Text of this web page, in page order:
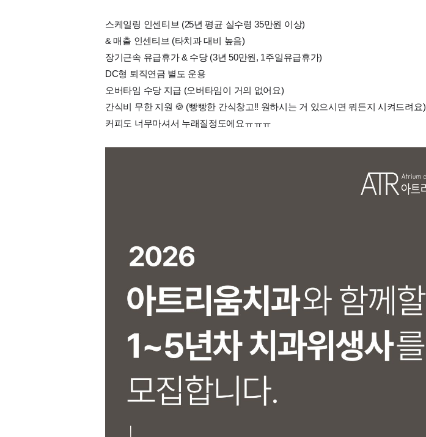
스케일링 인센티브 (25년 평균 실수령 35만원 이상)
& 매출 인센티브 (타치과 대비 높음)
장기근속 유급휴가 & 수당 (3년 50만원, 1주일유급휴가)
DC형 퇴직연금 별도 운용
오버타임 수당 지급 (오버타임이 거의 없어요)
간식비 무한 지원 🍪 (빵빵한 간식창고!! 원하시는 거 있으시면 뭐든지 시켜드려요)
커피도 너무마셔서 누래질정도에요ㅠㅠㅠ